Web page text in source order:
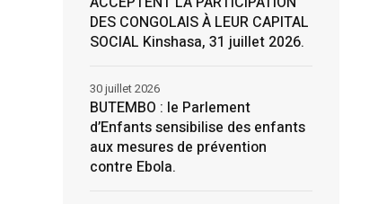
DES CONGOLAIS À LEUR CAPITAL
SOCIAL Kinshasa, 31 juillet 2026.
BUTEMBO : le Parlement
d’Enfants sensibilise des enfants
aux mesures de prévention
contre Ebola.
30 juillet 2026